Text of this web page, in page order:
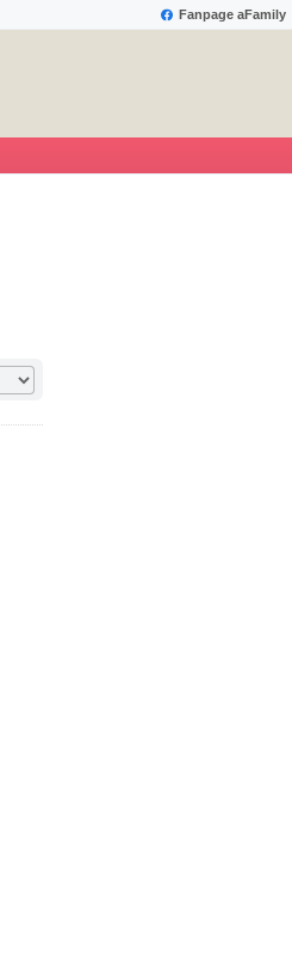
Fanpage aFamily